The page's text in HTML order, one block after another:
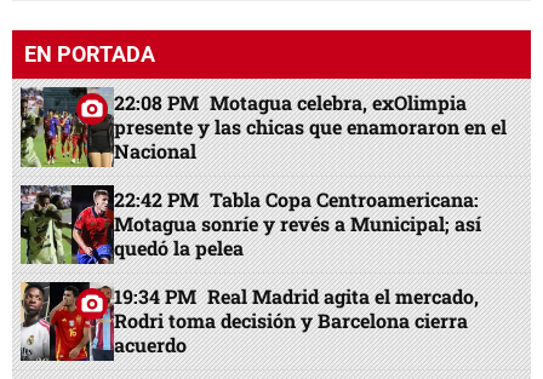
EN PORTADA
22:08 PM Motagua celebra, exOlimpia
presente y las chicas que enamoraron en el
Nacional
22:42 PM Tabla Copa Centroamericana:
Motagua sonríe y revés a Municipal; así
quedó la pelea
19:34 PM Real Madrid agita el mercado,
Rodri toma decisión y Barcelona cierra
acuerdo